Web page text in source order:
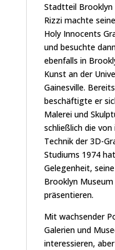
Stadtteil Brooklyn
Rizzi machte
Holy Innocents
und besuchte
ebenfalls in
Kunst an der
Gainesville.
beschäftigte er
Malerei und
schließlich die
Technik der 3D-
Studiums 1974
Gelegenheit,
Brooklyn
präsentieren.
Mit wachsender
Galerien und
interessieren,